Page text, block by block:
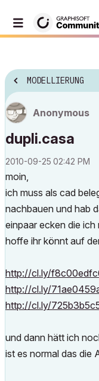
MODELLIERUNG
Anonymous
dupli.casa
‎2010-09-25 02:42 PM
moin,
ich muss als cad
nachbauen und hab
einpaar ecken die
hoffe ihr könnt auf
http://cl.ly/
http://cl.ly/
http://cl.ly/
und dann hätt ich
ist es normal das die